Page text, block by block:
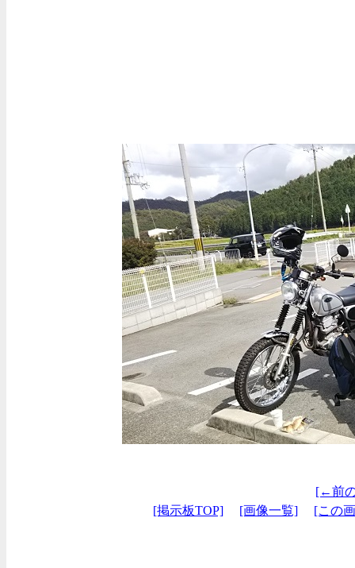
[←前
[掲示板TOP]
[画像一覧] [この